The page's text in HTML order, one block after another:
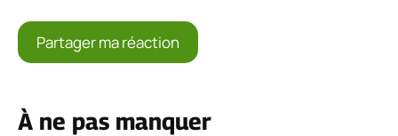
À ne pas manquer